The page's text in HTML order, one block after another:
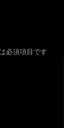
必須項目です